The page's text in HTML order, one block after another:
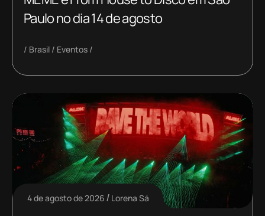
Paulo no dia 14 de agosto
Brasil Eventos
4 de agosto de 2026 Lorena Sá